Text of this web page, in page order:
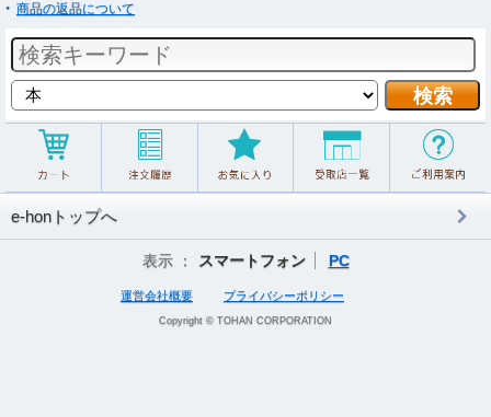
商品の返品について
e-honトップへ
表示 ： スマートフォン PC
運営会社概要 プライバシーポリシー
Copyright © TOHAN CORPORATION